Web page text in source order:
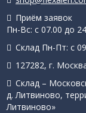
Приём заявок
Пн-Вс: с 07.00 до
Склад Пн-Пт: с
127282, г.
Склад –
д. Литвиново,
Литвиново»